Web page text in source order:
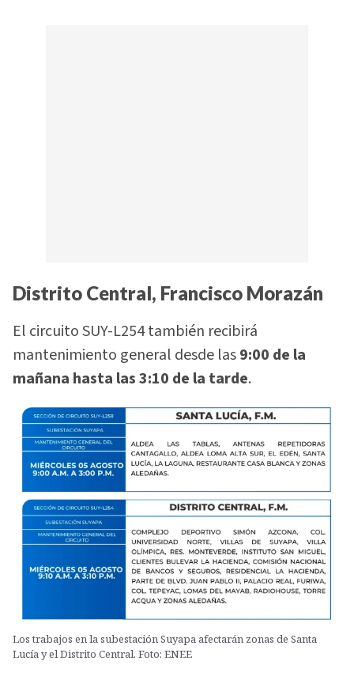
Distrito Central, Francisco Morazán
El circuito SUY-L254 también recibirá
mantenimiento general desde las9:00 de la
mañana hasta las 3:10 de la tarde.
Los trabajos en la subestación Suyapa afectarán zonas de Santa
Lucía y el Distrito Central. Foto: ENEE